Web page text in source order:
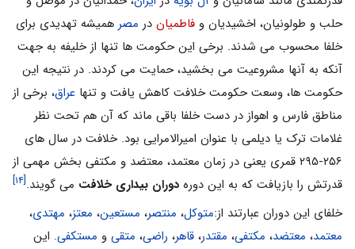
حلب و طولونیان، اخشیدیان و فاطمیان در مصر همیشه تهدیدی برای
خلفا محسوب می شدند. برخی این حکومت ها تنها از خلیفه به جهت
آنکه به آنها مشروعیت می بخشید، حمایت می کردند. در نتیجه این
حکومت ها، وسعت حکومت خلافت کاهش یافت و تنها عراق، برخی از
مناطق فارس و اهواز در دست خلفا باقی ماند که آن هم تحت نظر
غلامات ترک یا دیلمی با عنوان امیرالامرایی بود. خلافت در سال های
۲۵۶-۲۹۵ قمری یعنی در زمان معتمد، معتضد و مکتفی بخش مهمی از
قدرتش را بازیافت که به این دوره دوران بیداری خلافت می گویند.[۱۴]
خلفای این دوران عبارتند از:متوکل، منتصر، مستعین، معتز، مهتدی،
معتمد، معتضد، مکتفی، مقتدر، قاهر، راضی، متقی و مستکفی. این